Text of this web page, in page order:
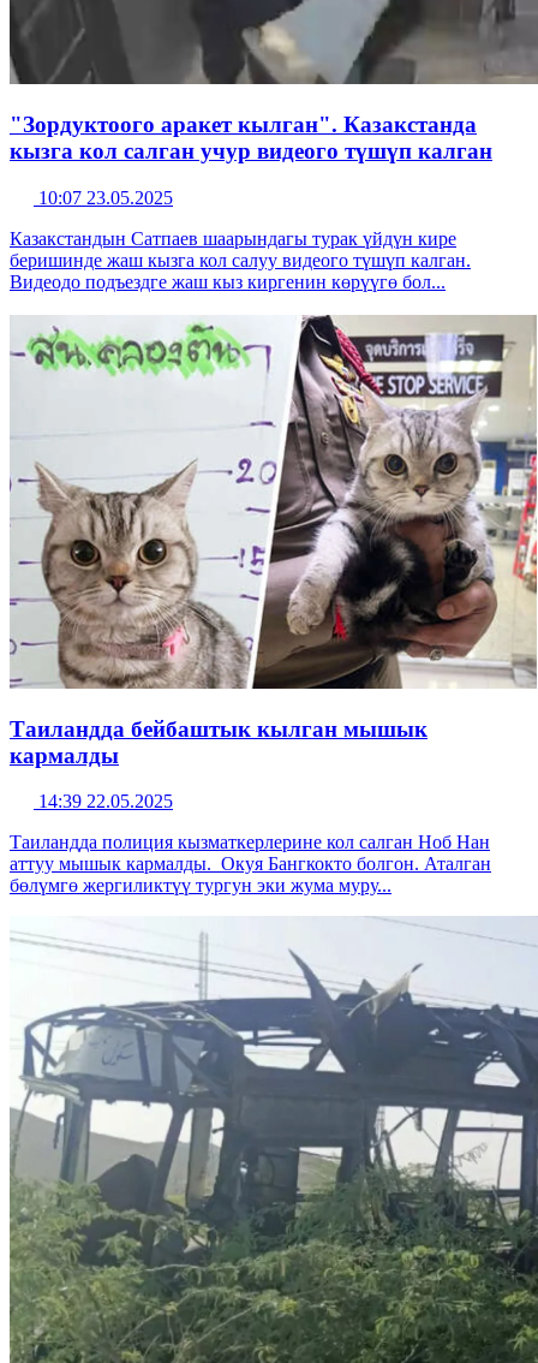
"Зордуктоого аракет кылган". Казакстанда
кызга кол салган учур видеого түшүп калган
10:07 23.05.2025
Казакстандын Сатпаев шаарындагы турак үйдүн кире
беришинде жаш кызга кол салуу видеого түшүп калган.
Видеодо подъездге жаш кыз киргенин көрүүгө бол...
Таиландда бейбаштык кылган мышык
кармалды
14:39 22.05.2025
Таиландда полиция кызматкерлерине кол салган Ноб Нан
аттуу мышык кармалды. Окуя Бангкокто болгон. Аталган
бөлүмгө жергиликтүү тургун эки жума муру...